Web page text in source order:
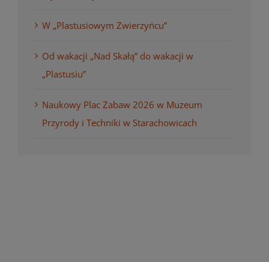
W „Plastusiowym Zwierzyńcu”
Od wakacji „Nad Skałą” do wakacji w
„Plastusiu”
Naukowy Plac Zabaw 2026 w Muzeum
Przyrody i Techniki w Starachowicach